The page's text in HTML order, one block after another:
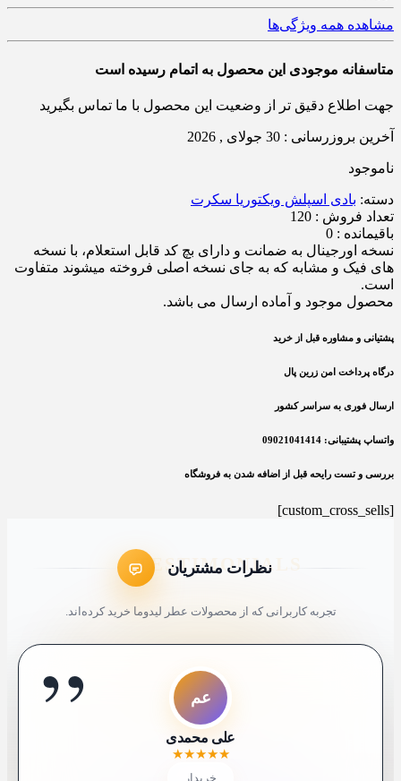
مشاهده همه ویژگی‌ها
متاسفانه موجودی این محصول به اتمام رسیده است
جهت اطلاع دقیق تر از وضعیت این محصول با ما تماس بگیرید
آخرین بروزرسانی : 30 جولای , 2026
ناموجود
دسته: بادی اسپلش ویکتوریا سکرت
تعداد فروش : 120
باقیمانده : 0
نسخه اورجینال به ضمانت و دارای بچ کد قابل استعلام، با نسخه
های فیک و مشابه که به جای نسخه اصلی فروخته میشوند متفاوت
است.
محصول موجود و آماده ارسال می باشد.
پشتیانی و مشاوره قبل از خرید
درگاه پرداخت امن زرین پال
ارسال فوری به سراسر کشور
واتساپ پشتیبانی: 09021041414
بررسی و تست رایحه قبل از اضافه شدن به فروشگاه
[custom_cross_sells]
نظرات مشتریان
تجربه کاربرانی که از محصولات عطر لیدوما خرید کرده‌اند.
ک4
کاربر 48321
★★★★★
خریدار
شم
شیرین ملکی
★★★★★
😍 خریدار راضی
ک9
کاربر 9652
★★★★★
خریدار
مک
محمد کاشانکی
★★★★★
خریدار
ا
ایلیا
★★★★★
خریدار
ل7
لیلی 76
★★★★★
” عم
علی محمدی
★★★★★
خریدار
سع
سارا عباسی
★★★★★